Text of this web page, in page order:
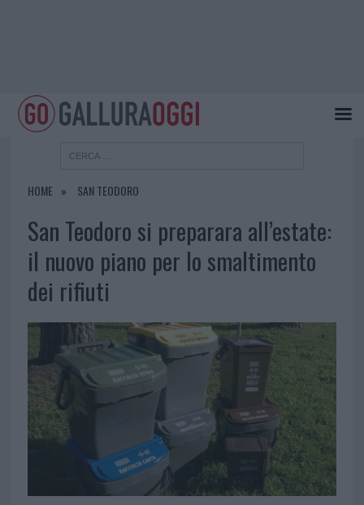
HOME SAN TEODORO
San Teodoro si preparara all’estate:
il nuovo piano per lo smaltimento
dei rifiuti